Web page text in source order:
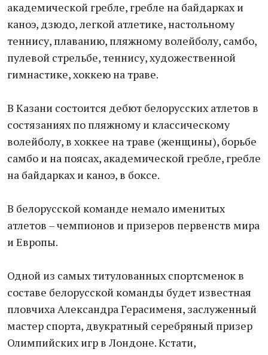
академической гребле, гребле на байдарках и
каноэ, дзюдо, легкой атлетике, настольному
теннису, плаванию, пляжному волейболу, самбо,
пулевой стрельбе, теннису, художественной
гимнастике, хоккею на траве.
В Казани состоится дебют белорусских атлетов в
состязаниях по пляжному и классическому
волейболу, в хоккее на траве (женщины), борьбе
самбо и на поясах, академической гребле, гребле
на байдарках и каноэ, в боксе.
В белорусской команде немало именитых
атлетов – чемпионов и призеров первенств мира
и Европы.
Одной из самых титулованных спортсменок в
составе белорусской команды будет известная
пловчиха Александра Герасименя, заслуженный
мастер спорта, двукратный серебряный призер
Олимпийских игр в Лондоне. Кстати,